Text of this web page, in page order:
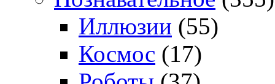
Иллюзии (55)
Космос (17)